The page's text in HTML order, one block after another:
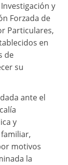
y
Forzada de
Particulares,
en
de
su
ante el
y
motivos
la